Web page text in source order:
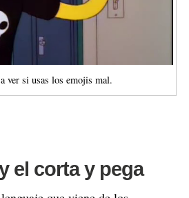
ver si usas los emojis mal.
el corta y pega